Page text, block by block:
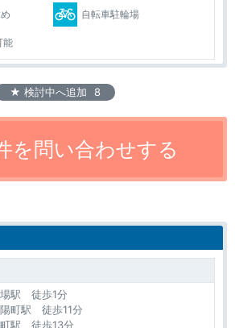
自転車駐輪場
能
★ 検討中へ追加 8
駅 徒歩1分
町駅 徒歩11分
駅 徒歩13分